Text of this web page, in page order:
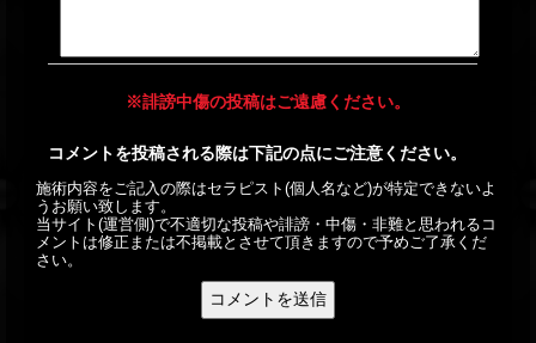
※誹謗中傷の投稿はご遠慮ください。
コメントを投稿される際は下記の点にご注意ください。
施術内容をご記入の際はセラピスト(個人名など)が特定できないよ
うお願い致します。
当サイト(運営側)で不適切な投稿や誹謗・中傷・非難と思われるコ
メントは修正または不掲載とさせて頂きますので予めご了承くだ
さい。